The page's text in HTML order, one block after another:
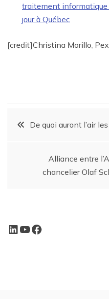
traitement
jour à Québec
[credit]Christina Morillo,
De quoi auront l’air
Alliance entre
chancelier Olaf